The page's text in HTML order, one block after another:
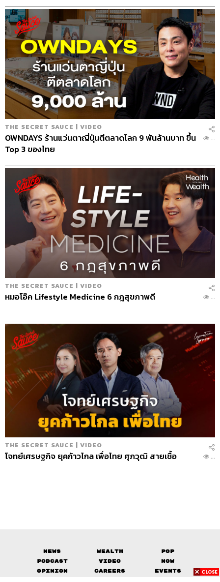
อีคอมเมิร์ซ เพราะคิดว่าเรามีตัวเลขผู้ใช้สูง เรารู้ว่าเขาชอบ
อะไร แต่เราไม่รู้ว่าการจะสร้างแพลตฟอร์มขายของ ต้องยอม
ขาดทุนไปเรื่อยๆ ก่อน วางแผนไว้ว่าเงินจำนวนที่มีน่าจะพอ
แต่บริษัทประเภทนี้ เขายอมขาดทุนไตรมาสละพันล้านบาท
เราเจ๊งไปแค่ร้อยกว่าล้าน อาจเป็นจำนวนเงินที่ไม่กระทบคู่
แข่งเลยด้วย เทียบกับเวลาพวกเขาปล่อยแคมเปญใหญ่ๆ
เพราะฉะนั้นสเกลเราไม่ได้ เราเป็นบริษัทมีเดีย เงินที่ได้ไม่
มากพอต่อการเอาไปใช้แบบนั้น
มันมาถึงจุดที่ต้องตัดสินใจว่าจะขาดทุนต่อ หรือเราควรจะ
หยุดได้แล้ว เรื่องเดิมคือเวลามีจำกัด แต่ผลที่ตามมามันไม่
เห็นขนาดนั้น สุดท้ายผมก็ตัดสินใจหยุดในที่สุด
ในท้ายที่สุด เราจะเสียใจกับสิ่งที่ไม่ได้ทำ
มากกว่าสิ่งที่ทำพลาด ถ้าเรานอนอยู่บนเตียง
ใกล้ตาย เราคงไม่ได้คิดถึงสิ่งที่ตัวเองเคยล้ม
เหลว แต่นึกถึงสิ่งที่ย้อนกลับไปแล้วรู้อย่างนี้น่า
จะทำมากกว่า
สามารถฟังพอดแคสต์ The Secret Sauce
ผ่านแอปพลิเคชันต่างๆ ที่คุณสะดวกหรือใช้อยู่แล้วได้เลย
THE SECRET SAUCE | VIDEO
OWNDAYS ร้านแว่นตาญี่ปุ่นตีตลาดโลก 9 พันล้านบาท ขึ้น
Top 3 ของไทย
...
THE SECRET SAUCE | VIDEO
หมอโอ๊ค Lifestyle Medicine 6 กฎสุขภาพดี ...
THE SECRET SAUCE | VIDEO
โจทย์เศรษฐกิจ ยุคก้าวไกล เพื่อไทย ศุภวุฒิ สายเชื้อ ...
News Wealth
Pop
Podcast
Video
Now
Opinion
Careers
Events